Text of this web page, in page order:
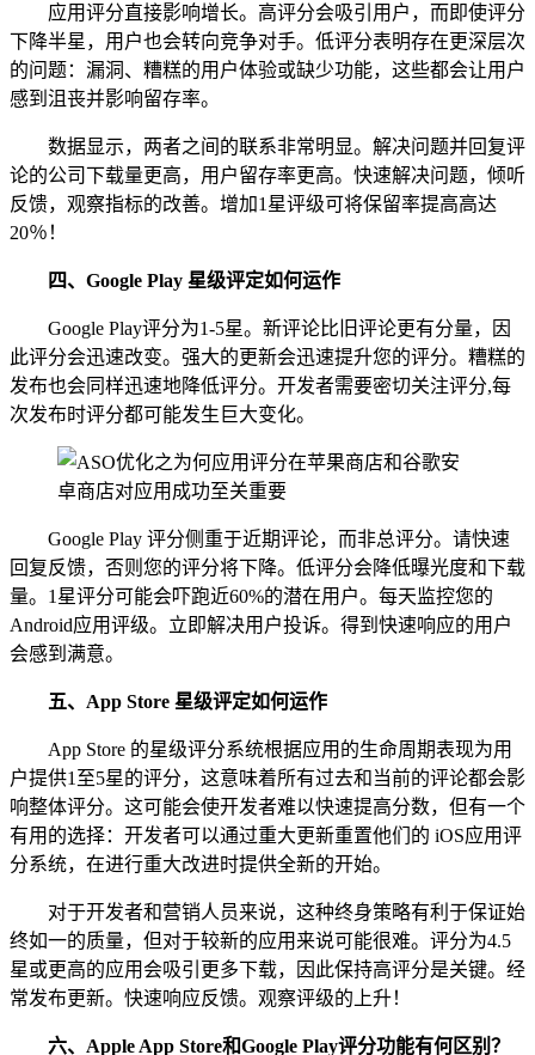
应用评分直接影响增长。高评分会吸引用户，而即使评分
下降半星，用户也会转向竞争对手。低评分表明存在更深层次
的问题：漏洞、糟糕的用户体验或缺少功能，这些都会让用户
感到沮丧并影响留存率。
数据显示，两者之间的联系非常明显。解决问题并回复评
论的公司下载量更高，用户留存率更高。快速解决问题，倾听
反馈，观察指标的改善。增加1星评级可将保留率提高高达
20％！
四、 Google Play 星级评定如何运作
Google Play评分为1-5星。新评论比旧评论更有分量，因
此评分会迅速改变。强大的更新会迅速提升您的评分。糟糕的
发布也会同样迅速地降低评分。开发者需要密切关注评分,每
次发布时评分都可能发生巨大变化。
Google Play 评分侧重于近期评论，而非总评分。请快速
回复反馈，否则您的评分将下降。低评分会降低曝光度和下载
量。1星评分可能会吓跑近60%的潜在用户。每天监控您的
Android应用评级。立即解决用户投诉。得到快速响应的用户
会感到满意。
五、 App Store 星级评定如何运作
App Store 的星级评分系统根据应用的生命周期表现为用
户提供1至5星的评分，这意味着所有过去和当前的评论都会影
响整体评分。这可能会使开发者难以快速提高分数，但有一个
有用的选择：开发者可以通过重大更新重置他们的 iOS应用评
分系统，在进行重大改进时提供全新的开始。
对于开发者和营销人员来说，这种终身策略有利于保证始
终如一的质量，但对于较新的应用来说可能很难。评分为4.5
星或更高的应用会吸引更多下载，因此保持高评分是关键。经
常发布更新。快速响应反馈。观察评级的上升！
六、 Apple App Store和Google Play评分功能有何区别？